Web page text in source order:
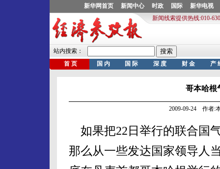
哥本哈根
2009-09-24 作者:
如果把22日举行的联合国
那么从一些发达国家领导人